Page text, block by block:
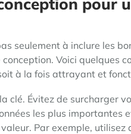
seulement à inclure les
Voici quelques
à la fois attrayant et
clé. Évitez de surcharger
les plus importantes
Par exemple, utilisez